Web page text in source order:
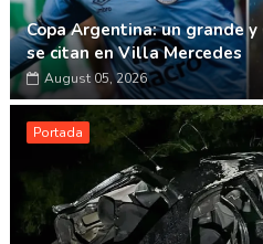
Copa Argentina: un grande
se citan en Villa Mercedes
August 05, 2026
Portada